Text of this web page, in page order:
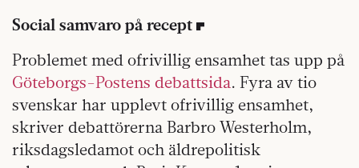
Social samvaro på recept
Problemet med ofrivillig ensamhet tas upp på
Göteborgs-Postens debattsida. Fyra av tio
svenskar har upplevt ofrivillig ensamhet,
skriver debattörerna Barbro Westerholm,
riksdagsledamot och äldrepolitisk